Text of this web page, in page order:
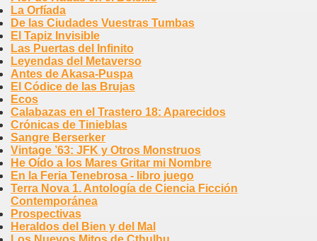
La Orfíada
De las Ciudades Vuestras Tumbas
El Tapiz Invisible
Las Puertas del Infinito
Leyendas del Metaverso
Antes de Akasa-Puspa
El Códice de las Brujas
Ecos
Calabazas en el Trastero 18: Aparecidos
Crónicas de Tinieblas
Sangre Berserker
Vintage ’63: JFK y Otros Monstruos
He Oído a los Mares Gritar mi Nombre
En la Feria Tenebrosa - libro juego
Terra Nova 1. Antología de Ciencia Ficción
Contemporánea
Prospectivas
Heraldos del Bien y del Mal